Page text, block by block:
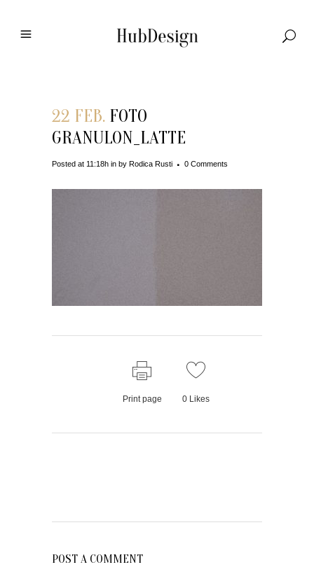
22 FEB. FOTO
GRANULON_LATTE
Posted at 11:18h in by Rodica Rusti 0 Comments
Print page 0Likes
POST A COMMENT